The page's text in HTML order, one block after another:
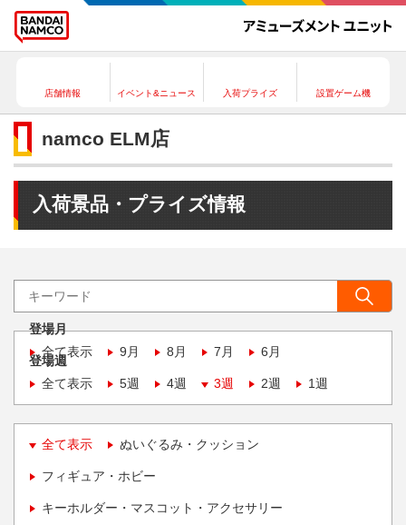
店舗情報 イベント&ニュース 入荷プライズ 設置ゲーム機
namco ELM店
入荷景品・プライズ情報
登場月
全て表示
9月 8月 7月 6月
登場週
全て表示
5週 4週 3週 2週 1週
全て表示 ぬいぐるみ・クッション
フィギュア・ホビー
キーホルダー・マスコット・アクセサリー